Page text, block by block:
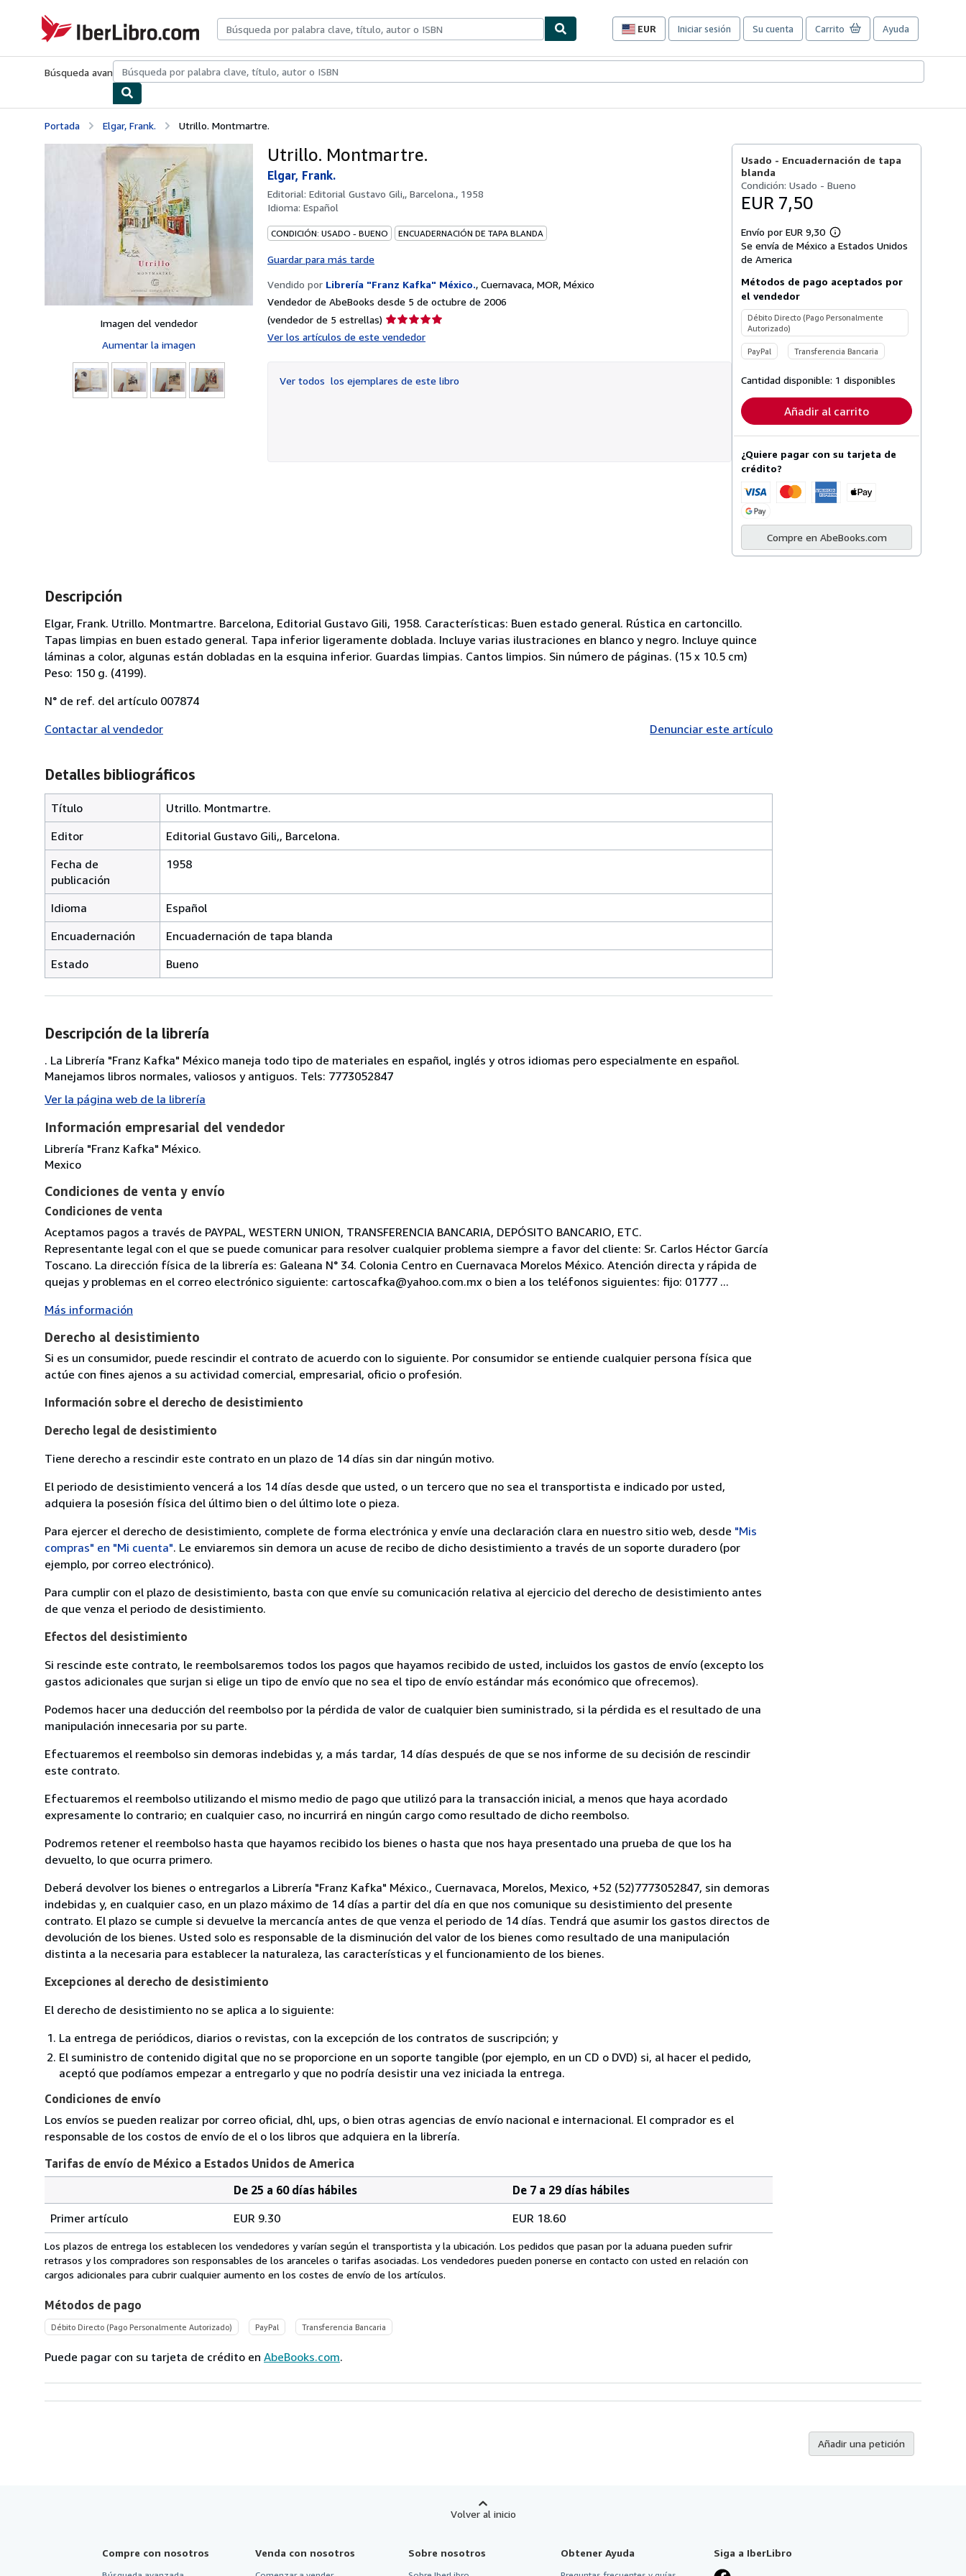
IberLibro.com
EUR
Preferencias
compra
sitio.
Iniciar sesión Su cuenta Carrito Ayuda
Búsqueda avanzadaColecciones Libros antiguosArte y coleccionismo
Portada Elgar, Frank. Utrillo. Montmartre.
Imagen del vendedor
Aumentar la imagen
Utrillo. Montmartre.
Elgar, Frank.
Editorial: Editorial Gustavo Gili,, Barcelona., 1958
Idioma: Español
CONDICIÓN: USADO - BUENO ENCUADERNACIÓN DE TAPA BLANDA
Guardar para más tarde
Vendido por Librería "Franz Kafka" México., Cuernavaca, MOR, México
Vendedor de AbeBooks desde 5 de octubre de 2006
(vendedor de 5 estrellas) Calificación
Ver los artículos de este vendedor
Ver todos los ejemplares de este libro
Usado - Encuadernación de tapa
blanda
Condición: Usado - Bueno
EUR 7,50
Envío por EUR 9,30
Más
información
tarifas
Se envía de México a Estados Unidos
de America
Métodos de pago aceptados por
el vendedor
Débito Directo (Pago Personalmente
Autorizado)
PayPal Transferencia Bancaria
Cantidad disponible: 1 disponibles
Añadir al carrito
¿Quiere pagar con su tarjeta de
crédito?
Compre en AbeBooks.com
Descripción
Elgar, Frank. Utrillo. Montmartre. Barcelona, Editorial Gustavo Gili, 1958. Características: Buen estado general. Rústica en cartoncillo.
Tapas limpias en buen estado general. Tapa inferior ligeramente doblada. Incluye varias ilustraciones en blanco y negro. Incluye quince
láminas a color, algunas están dobladas en la esquina inferior. Guardas limpias. Cantos limpios. Sin número de páginas. (15 x 10.5 cm)
Peso: 150 g. (4199).
N° de ref. del artículo 007874
Contactar al vendedor
Denunciar este artículo
Detalles bibliográficos
Título
Utrillo. Montmartre.
Editor
Editorial Gustavo Gili,, Barcelona.
Fecha de
publicación
1958
Idioma
Español
Encuadernación
Encuadernación de tapa blanda
Estado
Bueno
Descripción de la librería
. La Librería "Franz Kafka" México maneja todo tipo de materiales en español, inglés y otros idiomas pero especialmente en español.
Manejamos libros normales, valiosos y antiguos. Tels: 7773052847
Ver la página web de la librería
Información empresarial del vendedor
Librería "Franz Kafka" México.
Mexico
Condiciones de venta y envío
Condiciones de venta
Aceptamos pagos a través de PAYPAL, WESTERN UNION, TRANSFERENCIA BANCARIA, DEPÓSITO BANCARIO, ETC.
Representante legal con el que se puede comunicar para resolver cualquier problema siempre a favor del cliente: Sr. Carlos Héctor García
Toscano. La dirección física de la librería es: Galeana N° 34. Colonia Centro en Cuernavaca Morelos México. Atención directa y rápida de
quejas y problemas en el correo electrónico siguiente: cartoscafka@yahoo.com.mx o bien a los teléfonos siguientes: fijo: 01777 ...
Más información
Derecho al desistimiento
Si es un consumidor, puede rescindir el contrato de acuerdo con lo siguiente. Por consumidor se entiende cualquier persona física que
actúe con fines ajenos a su actividad comercial, empresarial, oficio o profesión.
Información sobre el derecho de desistimiento
Derecho legal de desistimiento
Tiene derecho a rescindir este contrato en un plazo de 14 días sin dar ningún motivo.
El periodo de desistimiento vencerá a los 14 días desde que usted, o un tercero que no sea el transportista e indicado por usted,
adquiera la posesión física del último bien o del último lote o pieza.
Para ejercer el derecho de desistimiento, complete de forma electrónica y envíe una declaración clara en nuestro sitio web, desde "Mis
compras" en "Mi cuenta". Le enviaremos sin demora un acuse de recibo de dicho desistimiento a través de un soporte duradero (por
ejemplo, por correo electrónico).
Para cumplir con el plazo de desistimiento, basta con que envíe su comunicación relativa al ejercicio del derecho de desistimiento antes
de que venza el periodo de desistimiento.
Efectos del desistimiento
Si rescinde este contrato, le reembolsaremos todos los pagos que hayamos recibido de usted, incluidos los gastos de envío (excepto los
gastos adicionales que surjan si elige un tipo de envío que no sea el tipo de envío estándar más económico que ofrecemos).
Podemos hacer una deducción del reembolso por la pérdida de valor de cualquier bien suministrado, si la pérdida es el resultado de una
manipulación innecesaria por su parte.
Efectuaremos el reembolso sin demoras indebidas y, a más tardar, 14 días después de que se nos informe de su decisión de rescindir
este contrato.
Efectuaremos el reembolso utilizando el mismo medio de pago que utilizó para la transacción inicial, a menos que haya acordado
expresamente lo contrario; en cualquier caso, no incurrirá en ningún cargo como resultado de dicho reembolso.
Podremos retener el reembolso hasta que hayamos recibido los bienes o hasta que nos haya presentado una prueba de que los ha
devuelto, lo que ocurra primero.
Deberá devolver los bienes o entregarlos a Librería "Franz Kafka" México., Cuernavaca, Morelos, Mexico, +52 (52)7773052847, sin demoras
indebidas y, en cualquier caso, en un plazo máximo de 14 días a partir del día en que nos comunique su desistimiento del presente
contrato. El plazo se cumple si devuelve la mercancía antes de que venza el periodo de 14 días. Tendrá que asumir los gastos directos de
devolución de los bienes. Usted solo es responsable de la disminución del valor de los bienes como resultado de una manipulación
distinta a la necesaria para establecer la naturaleza, las características y el funcionamiento de los bienes.
Excepciones al derecho de desistimiento
El derecho de desistimiento no se aplica a lo siguiente:
La entrega de periódicos, diarios o revistas, con la excepción de los contratos de suscripción; y
El suministro de contenido digital que no se proporcione en un soporte tangible (por ejemplo, en un CD o DVD) si, al hacer el pedido,
aceptó que podíamos empezar a entregarlo y que no podría desistir una vez iniciada la entrega.
Condiciones de envío
Los envíos se pueden realizar por correo oficial, dhl, ups, o bien otras agencias de envío nacional e internacional. El comprador es el
responsable de los costos de envío de el o los libros que adquiera en la librería.
Tarifas de envío de México a Estados Unidos de America
Tarifas
de
envío
de
México
Estados
Unidos
de
America
del
pedido
De 25 a 60 días hábiles
De 7 a 29 días hábiles
Primer artículo
EUR 9.30 EUR 18.60
Los plazos de entrega los establecen los vendedores y varían según el transportista y la ubicación. Los pedidos que pasan por la aduana pueden sufrir
retrasos y los compradores son responsables de los aranceles o tarifas asociadas. Los vendedores pueden ponerse en contacto con usted en relación con
cargos adicionales para cubrir cualquier aumento en los costes de envío de los artículos.
Métodos de pago
Débito Directo (Pago Personalmente Autorizado) PayPal Transferencia Bancaria
Puede pagar con su tarjeta de crédito en AbeBooks.com.
Añadir una petición
Volver al inicio
Compre con nosotros Venda con nosotros Sobre nosotros Obtener Ayuda Siga a IberLibro